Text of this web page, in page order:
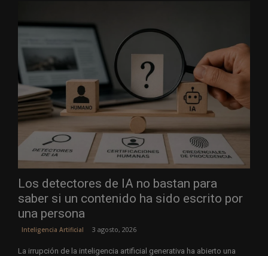
Los detectores de IA no bastan para
saber si un contenido ha sido escrito por
una persona
Inteligencia Artificial 3 agosto, 2026
La irrupción de la inteligencia artificial generativa ha abierto una